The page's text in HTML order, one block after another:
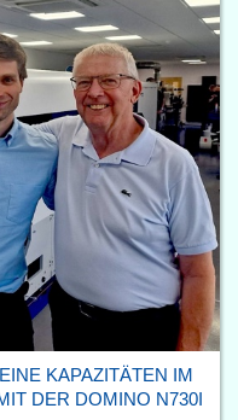
KAPAZITÄTEN IM
DER DOMINO N730I